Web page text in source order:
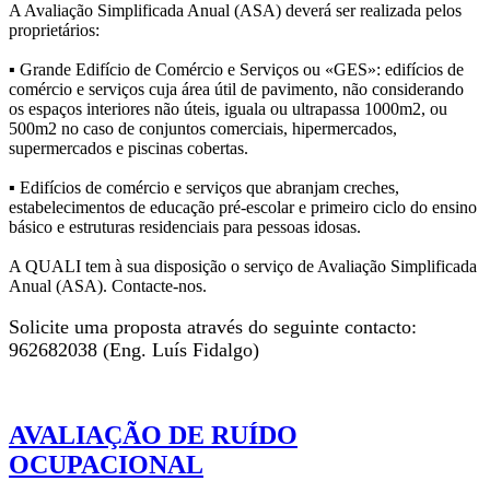
A Avaliação Simplificada Anual (ASA) deverá ser realizada pelos
proprietários:
▪ Grande Edifício de Comércio e Serviços ou «GES»: edifícios de
comércio e serviços cuja área útil de pavimento, não considerando
os espaços interiores não úteis, iguala ou ultrapassa 1000m2, ou
500m2 no caso de conjuntos comerciais, hipermercados,
supermercados e piscinas cobertas.
▪ Edifícios de comércio e serviços que abranjam creches,
estabelecimentos de educação pré-escolar e primeiro ciclo do ensino
básico e estruturas residenciais para pessoas idosas.
A QUALI tem à sua disposição o serviço de Avaliação Simplificada
Anual (ASA). Contacte-nos.
Solicite uma proposta através do seguinte contacto:
962682038 (Eng. Luís Fidalgo)
AVALIAÇÃO DE RUÍDO
OCUPACIONAL